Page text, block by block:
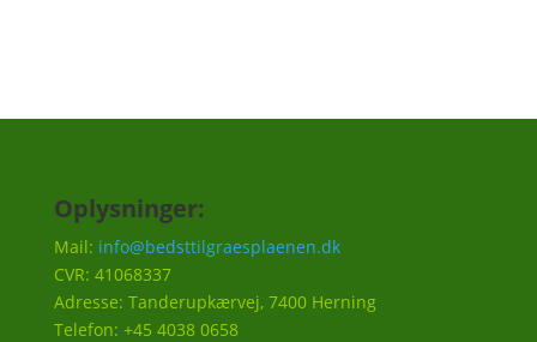
Oplysninger:
Mail: info@bedsttilgraesplaenen.dk
CVR: 41068337
Adresse: Tanderupkærvej, 7400 Herning
Telefon: +45 4038 0658